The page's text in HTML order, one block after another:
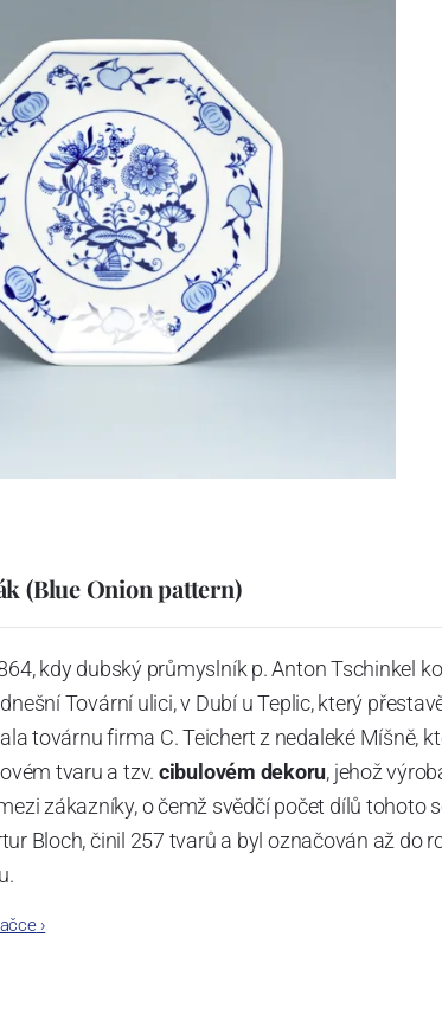
(Blue Onion pattern)
kdy dubský průmyslník p. Anton Tschinkel
Tovární ulici, v Dubí u Teplic, který
továrnu firma C. Teichert z nedaleké Míšně,
tvaru a tzv. cibulovém dekoru, jehož
zákazníky, o čemž svědčí počet dílů tohoto
Bloch, činil 257 tvarů a byl označován až do
úvod, nese firma název
›